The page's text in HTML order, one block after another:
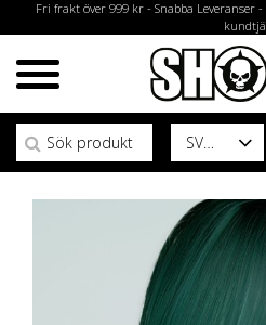
Fri frakt över 999 kr - Snabba
SV
Sök efter: